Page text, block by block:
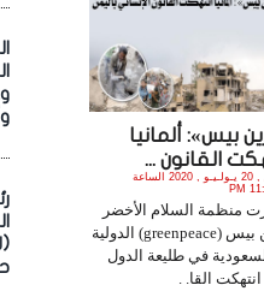
بيس»: ألمانيا
القانون ...
الأثنين , 20 يـولـيـو , 2020 الساعة
منظمة السلام الأخضر
غرين بيس (greenpeace) الدولية
في طليعة الدول
انتهكت القا. .